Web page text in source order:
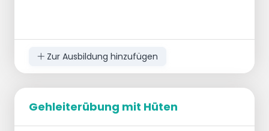
Zur Ausbildung hinzufügen
Gehleiterübung mit Hüten